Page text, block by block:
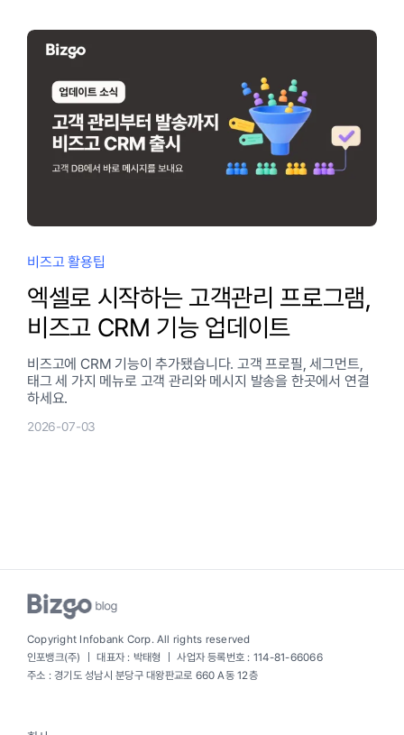
비즈고 활용팁
엑셀로 시작하는 고객관리 프로그램,
비즈고 CRM 기능 업데이트
비즈고에 CRM 기능이 추가됐습니다. 고객 프로필, 세그먼트,
태그 세 가지 메뉴로 고객 관리와 메시지 발송을 한곳에서 연결
하세요.
2026-07-03
Copyright Infobank Corp. All rights reserved
인포뱅크(주) ｜ 대표자 : 박태형 ｜ 사업자 등록번호 : 114-81-66066
주소 : 경기도 성남시 분당구 대왕판교로 660 A동 12층